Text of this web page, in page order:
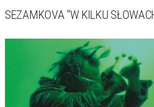
SEZAMKOVA "W KILKU